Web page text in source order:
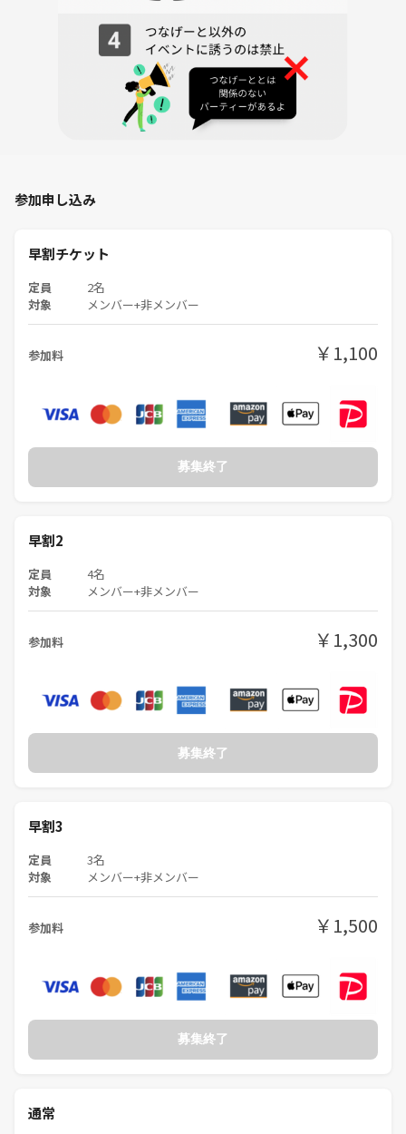
参加申し込み
早割チケット
定員 2名
対象 メンバー+非メンバー
参加料 ￥1,100
募集終了
早割2
定員 4名
対象
メンバー+非メンバー
参加料 ￥1,300
募集終了
早割3
定員 3名
対象 メンバー+非メンバー
参加料 ￥1,500
募集終了
通常